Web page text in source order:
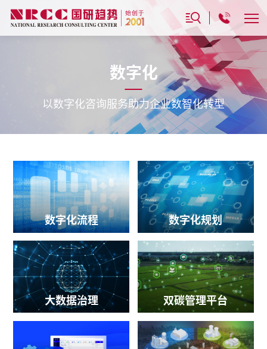
数字化
以数字化咨询服务助力企业数智化转型
数字化流程 数字化规划
大数据治理 双碳管理平台